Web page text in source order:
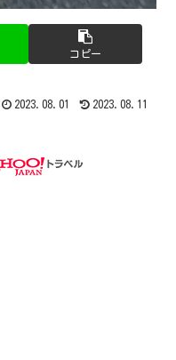
コピー
2023.08.01 2023.08.11